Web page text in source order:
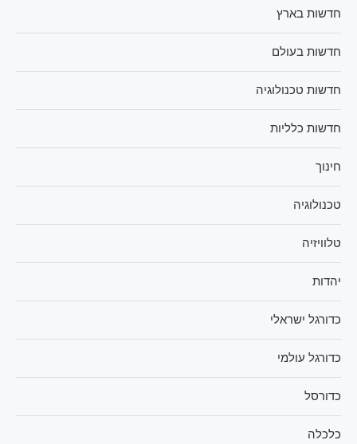
חדשות בארץ
חדשות בעולם
חדשות טכנולוגיה
חדשות כלליות
חינוך
טכנולוגיה
טלוויזיה
יהדות
כדורגל ישראלי
כדורגל עולמי
כדורסל
כלכלה